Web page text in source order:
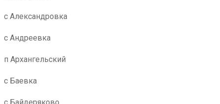
с Александровка
с Андреевка
п Архангельский
с Баевка